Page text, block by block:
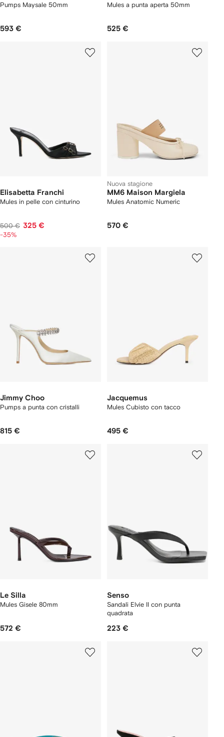
Pumps Maysale 50mm
593 €
Mules a punta aperta 50mm
525 €
Elisabetta Franchi
Mules in pelle con cinturino
500 € 325 €
-35%
Nuova stagione
MM6 Maison Margiela
Mules Anatomic Numeric
570 €
Jimmy Choo
Pumps a punta con cristalli
815 €
Jacquemus
Mules Cubisto con tacco
495 €
Le Silla
Mules Gisele 80mm
572 €
Senso
Sandali Elvie II con punta
quadrata
223 €